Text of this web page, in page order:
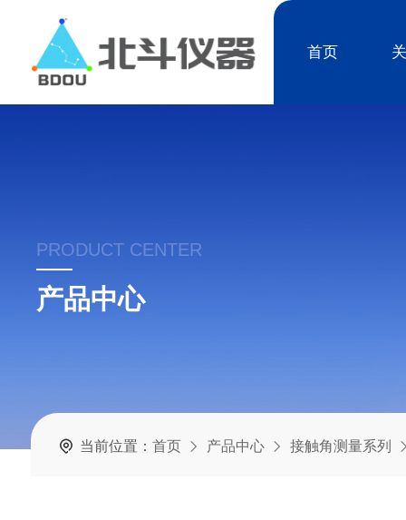
首页
PRODUCT CENTER
产品中心
当前位置： 首页 产品中心 接触角测量系列